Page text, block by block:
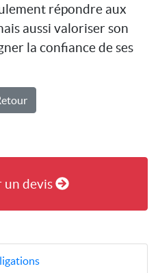
répondre aux
aussi valoriser son
la confiance de ses
un devis